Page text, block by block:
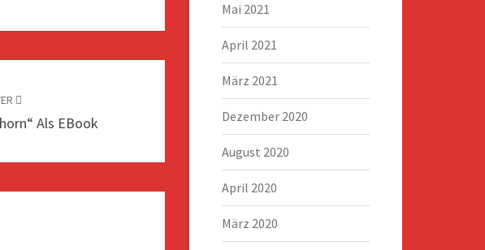
Als EBook
Mai 2021
April 2021
März 2021
Dezember 2020
August 2020
April 2020
März 2020